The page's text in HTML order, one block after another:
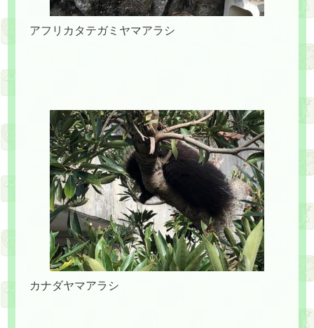
アフリカタテガミヤマアラシ
カナダヤマアラシ